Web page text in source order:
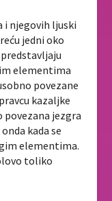
i njegovih ljuski
jedni oko
elementima
povezane
kazaljke
povezana jezgra
kada se
elementima.
toliko